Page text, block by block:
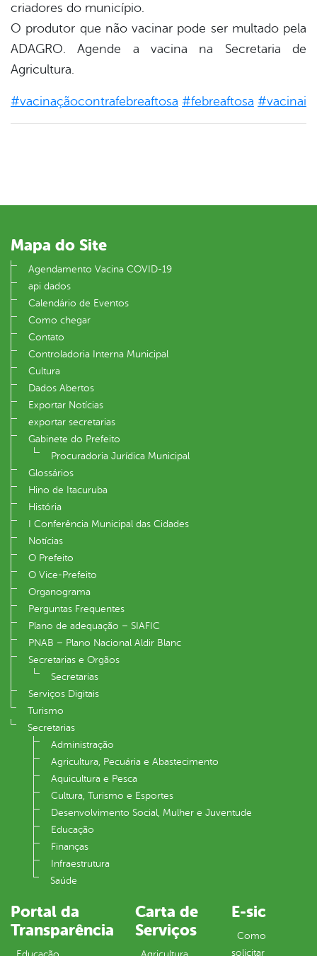
criadores do município.
O produtor que não vacinar pode ser multado pela
ADAGRO. Agende a vacina na Secretaria de
Agricultura.
#vacinaçãocontrafebreaftosa #febreaftosa #
Mapa do Site
Agendamento Vacina COVID-19
api dados
Calendário de Eventos
Como chegar
Contato
Controladoria Interna Municipal
Cultura
Dados Abertos
Exportar Notícias
exportar secretarias
Gabinete do Prefeito
Procuradoria Jurídica Municipal
Glossários
Hino de Itacuruba
História
I Conferência Municipal das Cidades
Notícias
O Prefeito
O Vice-Prefeito
Organograma
Perguntas Frequentes
Plano de adequação – SIAFIC
PNAB – Plano Nacional Aldir Blanc
Secretarias e Orgãos
Secretarias
Serviços Digitais
Turismo
Secretarias
Administração
Agricultura, Pecuária e Abastecimento
Aquicultura e Pesca
Cultura, Turismo e Esportes
Desenvolvimento Social, Mulher e Juventude
Educação
Finanças
Infraestrutura
Saúde
Portal da
Transparência
Carta de
Serviços
E-sic
Como
solicitar